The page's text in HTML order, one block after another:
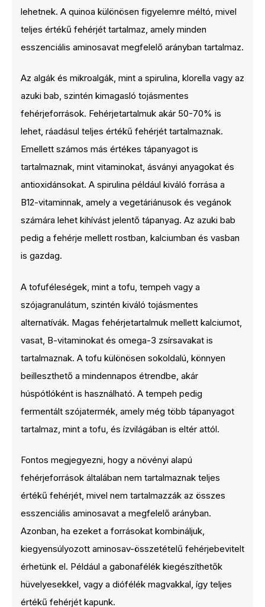
lehetnek. A quinoa különösen figyelemre méltó, mivel
teljes értékű fehérjét tartalmaz, amely minden
esszenciális aminosavat megfelelő arányban tartalmaz.
Az algák és mikroalgák, mint a spirulina, klorella vagy az
azuki bab, szintén kimagasló tojásmentes
fehérjeforrások. Fehérjetartalmuk akár 50-70% is
lehet, ráadásul teljes értékű fehérjét tartalmaznak.
Emellett számos más értékes tápanyagot is
tartalmaznak, mint vitaminokat, ásványi anyagokat és
antioxidánsokat. A spirulina például kiváló forrása a
B12-vitaminnak, amely a vegetáriánusok és vegánok
számára lehet kihívást jelentő tápanyag. Az azuki bab
pedig a fehérje mellett rostban, kalciumban és vasban
is gazdag.
A tofuféleségek, mint a tofu, tempeh vagy a
szójagranulátum, szintén kiváló tojásmentes
alternatívák. Magas fehérjetartalmuk mellett kalciumot,
vasat, B-vitaminokat és omega-3 zsírsavakat is
tartalmaznak. A tofu különösen sokoldalú, könnyen
beilleszthető a mindennapos étrendbe, akár
húspótlóként is használható. A tempeh pedig
fermentált szójatermék, amely még több tápanyagot
tartalmaz, mint a tofu, és ízvilágában is eltér attól.
Fontos megjegyezni, hogy a növényi alapú
fehérjeforrások általában nem tartalmaznak teljes
értékű fehérjét, mivel nem tartalmazzák az összes
esszenciális aminosavat a megfelelő arányban.
Azonban, ha ezeket a forrásokat kombináljuk,
kiegyensúlyozott aminosav-összetételű fehérjebevitelt
érhetünk el. Például a gabonafélék kiegészíthetők
hüvelyesekkel, vagy a diófélék magvakkal, így teljes
értékű fehérjét kapunk.